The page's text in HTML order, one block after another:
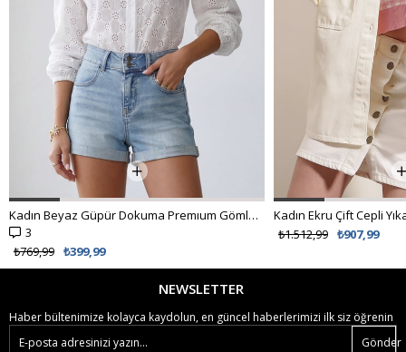
Kadın Beyaz Güpür Dokuma Premıum Gömlek ALC-X4366
3
₺399,99
₺769,99
₺907,99
₺1.512,99
NEWSLETTER
Haber bültenimize kolayca kaydolun, en güncel haberlerimizi ilk siz öğrenin
Gönder